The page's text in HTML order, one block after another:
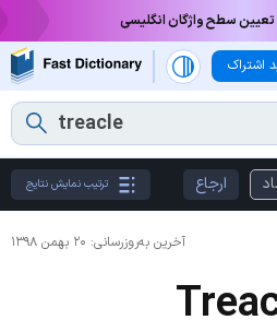
سطح واژگان انگلیسی
اشتراک
ارجاع ترتیب نمایش نتایج
آخرین به‌روزرسانی: ۲۰ بهمن ۱۳۹۸